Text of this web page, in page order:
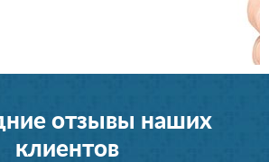
отзывы наших
клиентов